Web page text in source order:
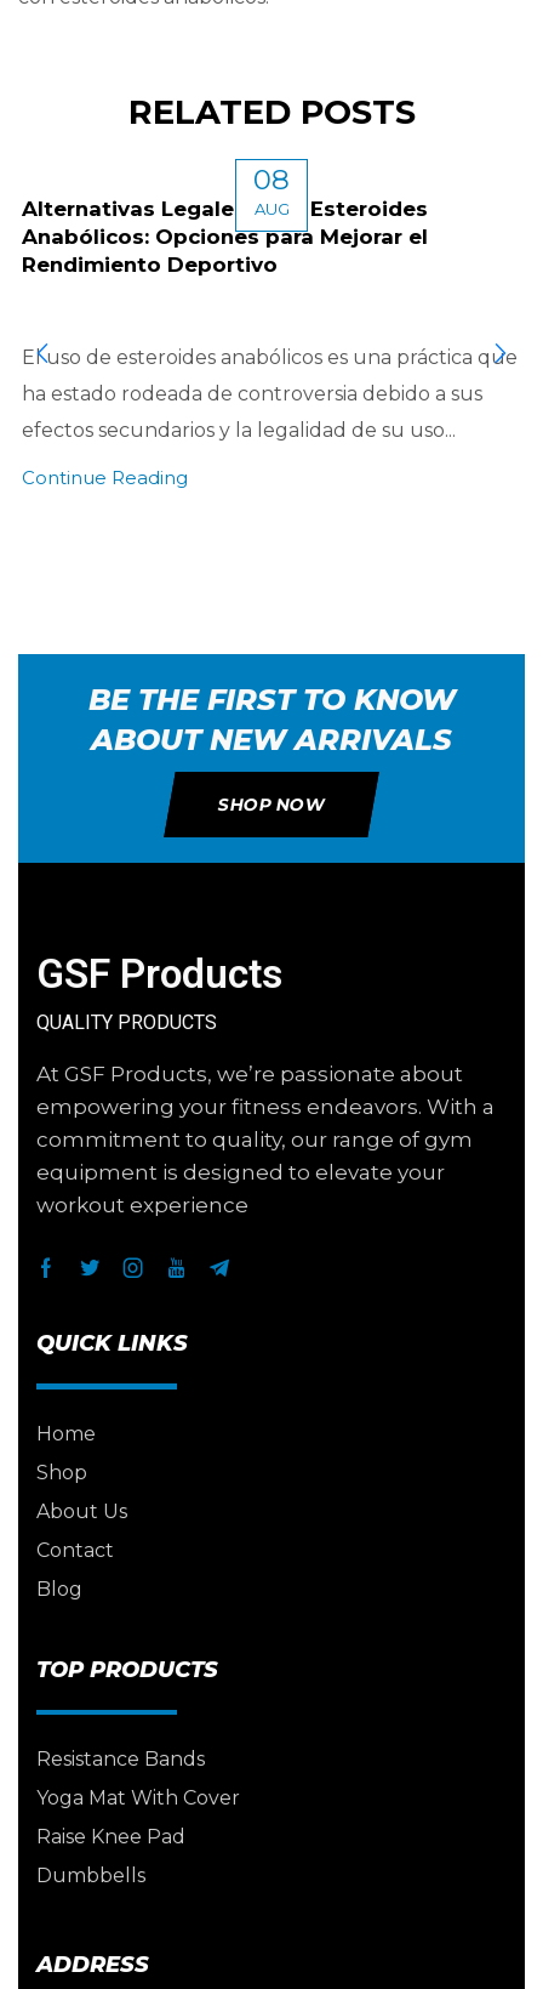
RELATED POSTS
08
AUG
Alternativas Legales a los Esteroides
Anabólicos: Opciones para Mejorar el
Rendimiento Deportivo
El uso de esteroides anabólicos es una práctica que
ha estado rodeada de controversia debido a sus
efectos secundarios y la legalidad de su uso...
Continue Reading
BE THE FIRST TO KNOW
ABOUT NEW ARRIVALS
SHOP NOW
GSF Products
QUALITY PRODUCTS
At GSF Products, we’re passionate about
empowering your fitness endeavors. With a
commitment to quality, our range of gym
equipment is designed to elevate your
workout experience
QUICK LINKS
Home
Shop
About Us
Contact
Blog
TOP PRODUCTS
Resistance Bands
Yoga Mat With Cover
Raise Knee Pad
Dumbbells
ADDRESS